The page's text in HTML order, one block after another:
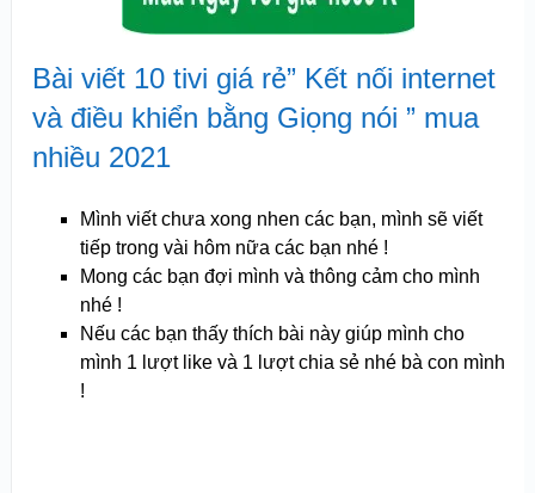
Bài viết 10 tivi giá rẻ” Kết nối internet
và điều khiển bằng Giọng nói ” mua
nhiều 2021
Mình viết chưa xong nhen các bạn, mình sẽ viết
tiếp trong vài hôm nữa các bạn nhé !
Mong các bạn đợi mình và thông cảm cho mình
nhé !
Nếu các bạn thấy thích bài này giúp mình cho
mình 1 lượt like và 1 lượt chia sẻ nhé bà con mình
!